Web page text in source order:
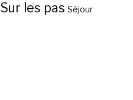
Sur les pas Séjour